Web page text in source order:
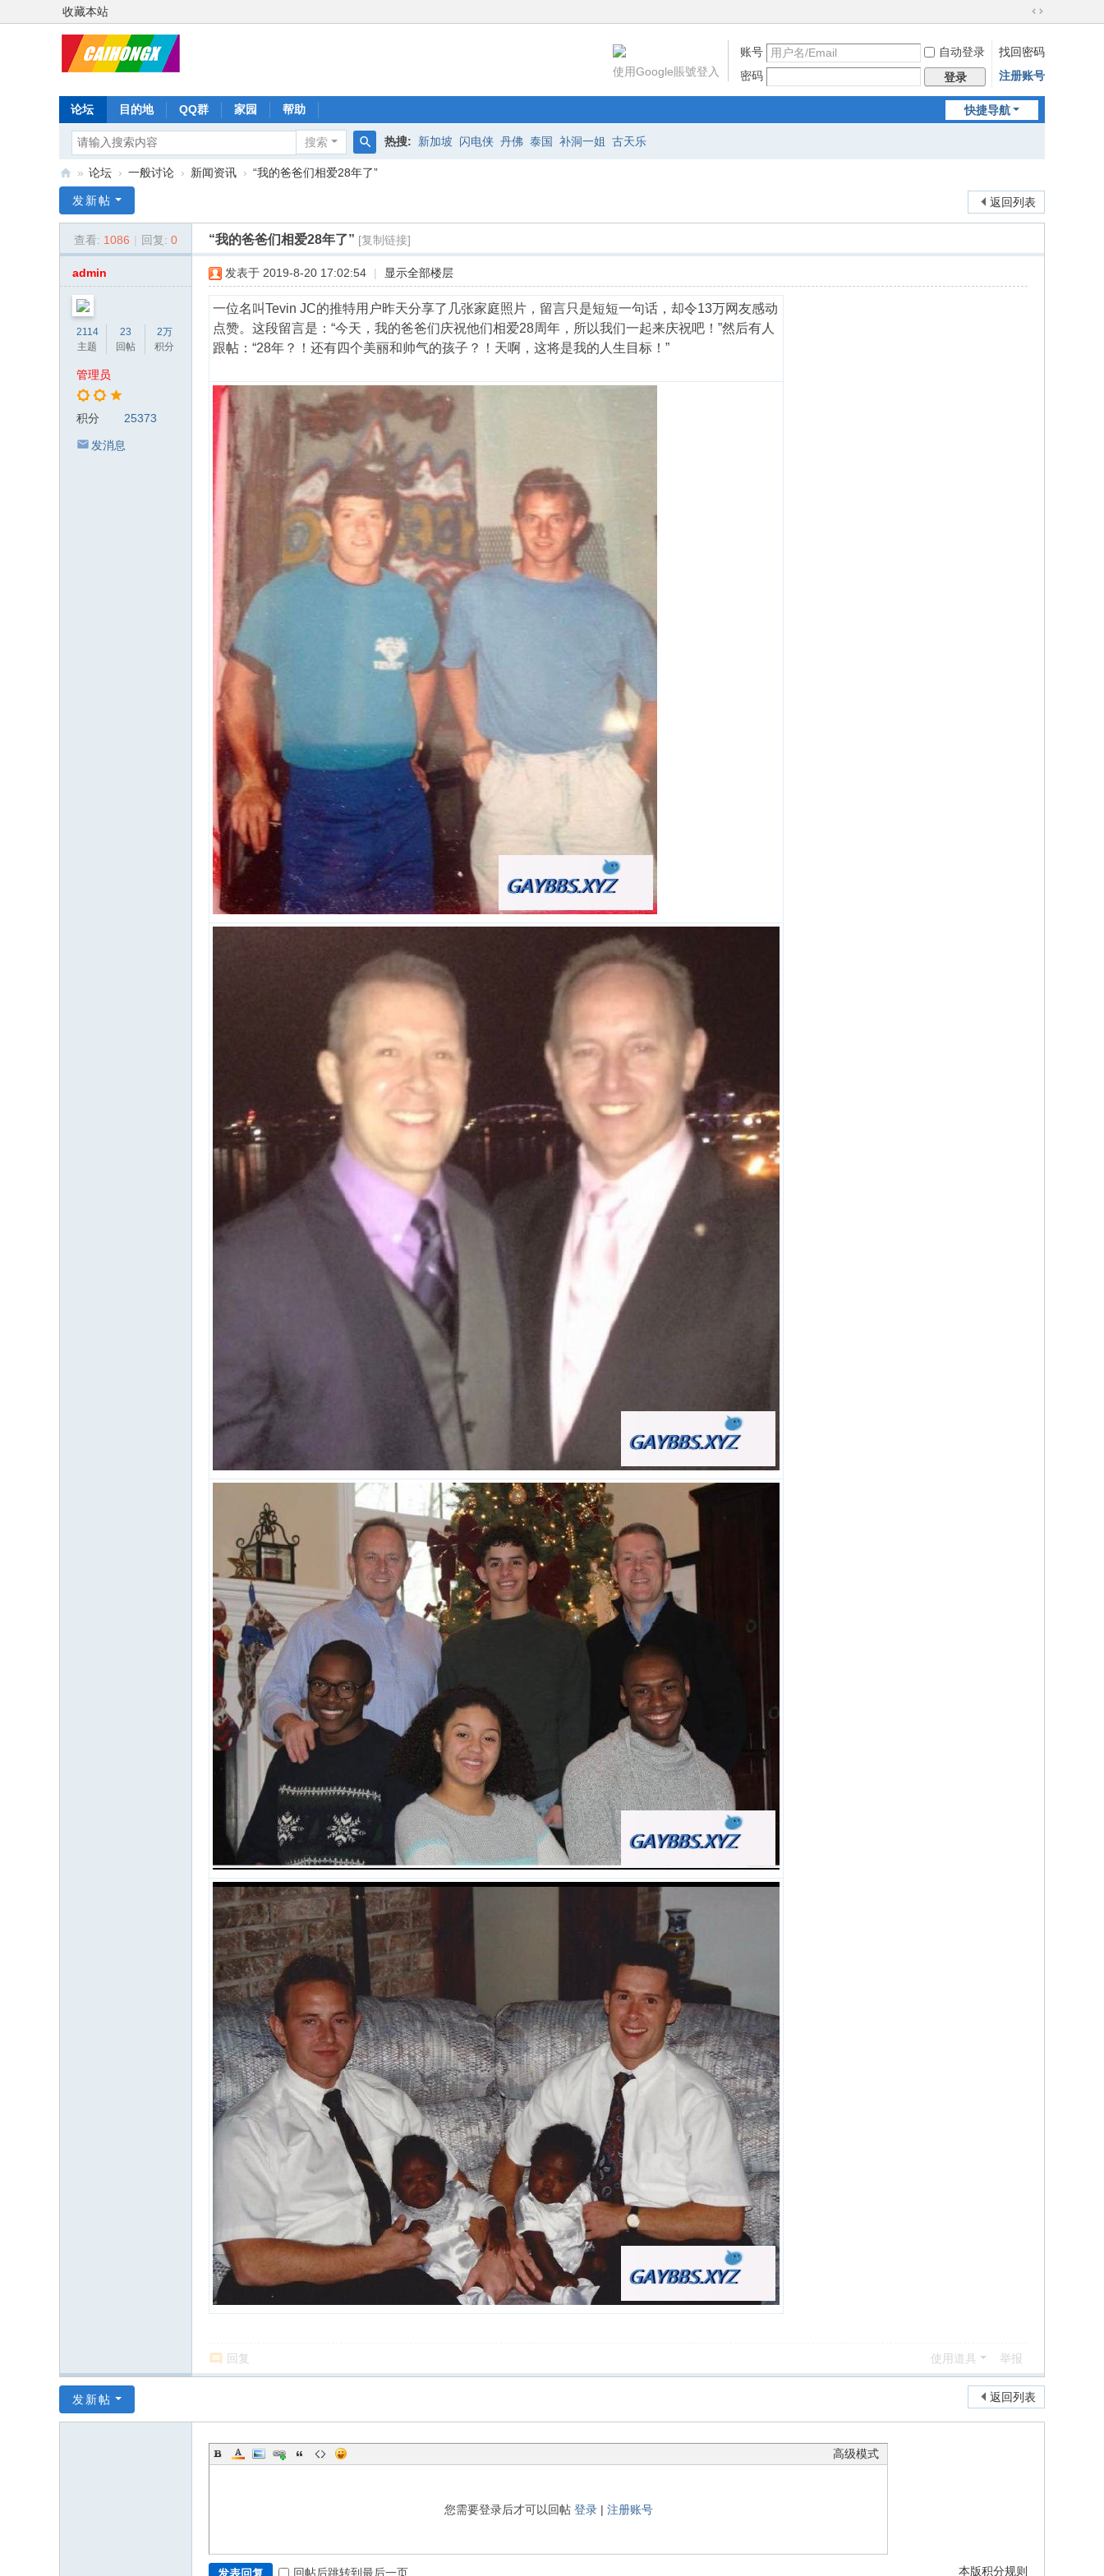
收藏本站
切
到
宽
版
账号 自动登录
找回密码
密码
登录 注册账号
使用Google賬號登入
快捷导航
论坛 目的地 QQ群 家园 帮助
搜索
搜
热搜: 新加坡 闪电侠 丹佛 泰国 补洞一姐 古天乐
虹
» 论坛 › 一般讨论 › 新闻资讯 › “我的爸爸们相爱28年了”
返回列表
发新帖
查看: 1086 | 回复: 0 “我的爸爸们相爱28年了” [复制链接]
admin
2114
主题
23
回帖
2万
积分
管理员
积分 25373
发消息
发表于 2019-8-20 17:02:54 | 显示全部楼层
一位名叫Tevin JC的推特用户昨天分享了几张家庭照片，留言只是短短一句话，却令13万网友感动
点赞。这段留言是：“今天，我的爸爸们庆祝他们相爱28周年，所以我们一起来庆祝吧！”然后有人
跟帖：“28年？！还有四个美丽和帅气的孩子？！天啊，这将是我的人生目标！” ​​​​
回复 使用道具 举报
返回列表
发新帖
高级模式
您需要登录后才可以回帖 登录| 注册账号
本版积分规则
回帖后跳转到最后一页